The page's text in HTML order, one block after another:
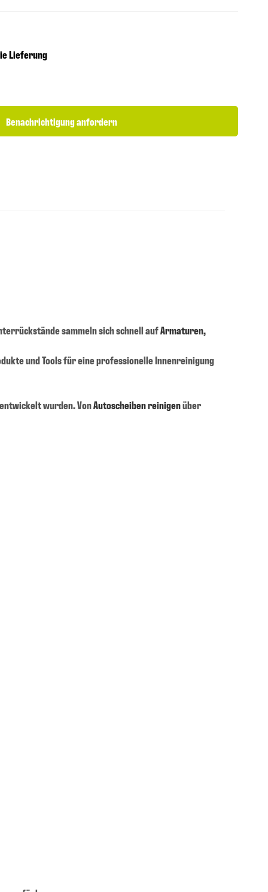
Lieferung
Benachrichtigung anfordern
sammeln sich schnell aufArmaturen,
und Tools für eine professionelle Innenreinigung
wurden. VonAutoscheiben reinigenüber